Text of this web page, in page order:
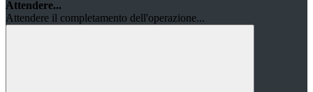
Attendere...
Attendere il completamento dell'operazione...